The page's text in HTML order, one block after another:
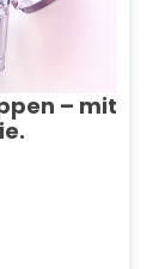
– mit